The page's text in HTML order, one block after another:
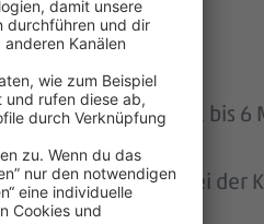
eine Auszeit von 1 bis
bei der